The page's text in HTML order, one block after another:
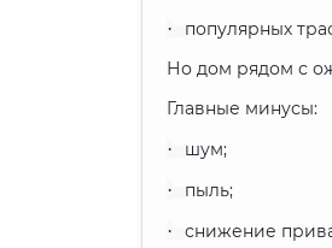
·
популярных
Но дом рядом с
Главные минусы:
· шум;
· пыль;
· снижение